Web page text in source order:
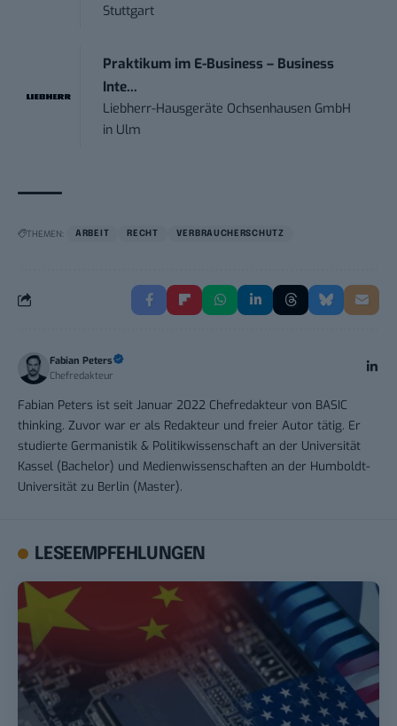
Stuttgart
Praktikum im E-Business – Business
Inte...
Liebherr-Hausgeräte Ochsenhausen GmbH
in Ulm
THEMEN: ARBEIT RECHT VERBRAUCHERSCHUTZ
Fabian Peters
Chefredakteur
Fabian Peters ist seit Januar 2022 Chefredakteur von BASIC
thinking. Zuvor war er als Redakteur und freier Autor tätig. Er
studierte Germanistik & Politikwissenschaft an der Universität
Kassel (Bachelor) und Medienwissenschaften an der Humboldt-
Universität zu Berlin (Master).
LESEEMPFEHLUNGEN